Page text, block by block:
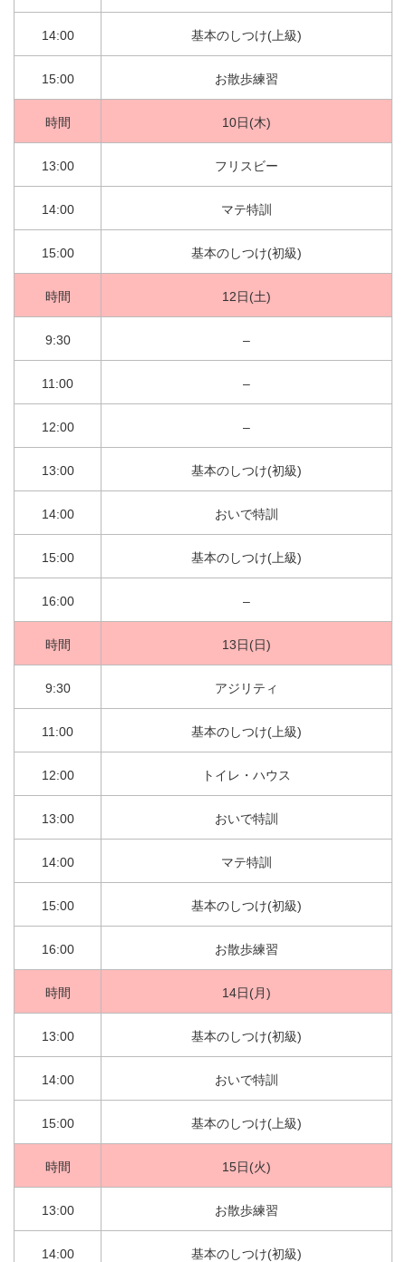
14:00 基本のしつけ(上級)
15:00 お散歩練習
時間 10日(木)
13:00 フリスビー
14:00 マテ特訓
15:00 基本のしつけ(初級)
時間 12日(土)
9:30 –
11:00 –
12:00 –
13:00 基本のしつけ(初級)
14:00 おいで特訓
15:00 基本のしつけ(上級)
16:00 –
時間 13日(日)
9:30 アジリティ
11:00 基本のしつけ(上級)
12:00 トイレ・ハウス
13:00 おいで特訓
14:00 マテ特訓
15:00 基本のしつけ(初級)
16:00 お散歩練習
時間 14日(月)
13:00 基本のしつけ(初級)
14:00 おいで特訓
15:00 基本のしつけ(上級)
時間 15日(火)
13:00 お散歩練習
14:00 基本のしつけ(初級)